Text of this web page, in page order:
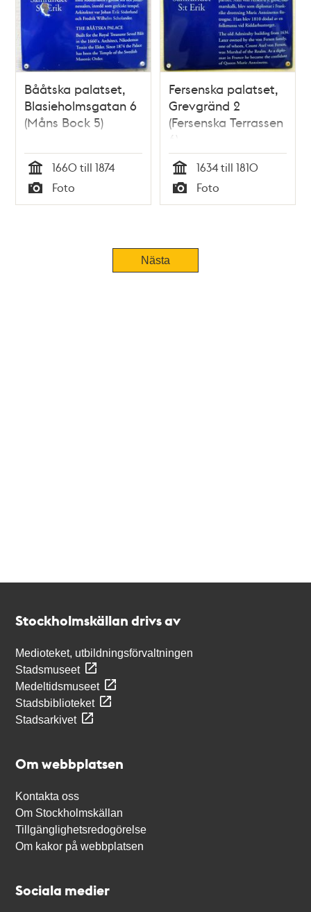
Bååtska palatset,
Blasieholmsgatan 6
(Måns Bock 5)
Tid
1660 till 1874
Typ
Foto
Fersenska palatset,
Grevgränd 2
(Fersenska Terrassen
6)
Tid
1634 till 1810
Typ
Foto
TidigareNästa
Stockholmskällan drivs av
Medioteket, utbildningsförvaltningen
Stadsmuseet
Medeltidsmuseet
Stadsbiblioteket
Stadsarkivet
Om webbplatsen
Kontakta oss
Om Stockholmskällan
Tillgänglighetsredogörelse
Om kakor på webbplatsen
Sociala medier